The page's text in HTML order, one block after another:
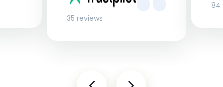
35 reviews
84